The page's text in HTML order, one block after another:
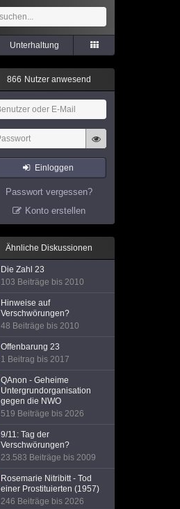
Unterhaltung
866 Nutzer anwesend
Einloggen
Passwort vergessen?
Konto erstellen
Ähnliche Diskussionen
Die Zahl 23
103 Beiträge bis 2010
Hinweise auf
Verschwörungen?
48 Beiträge bis 2010
Offenbarung 23
1 Beitrag bis 2017
QAnon - Geheime
Untergrundorganisation
gegen die NWO
519 Beiträge bis 2026
9/11: Tag der
Verschwörungen?
23.583 Beiträge bis 2009
Rosemarie Nitribitt - Tod
einer Prostituierten (1957)
246 Beiträge bis 2026